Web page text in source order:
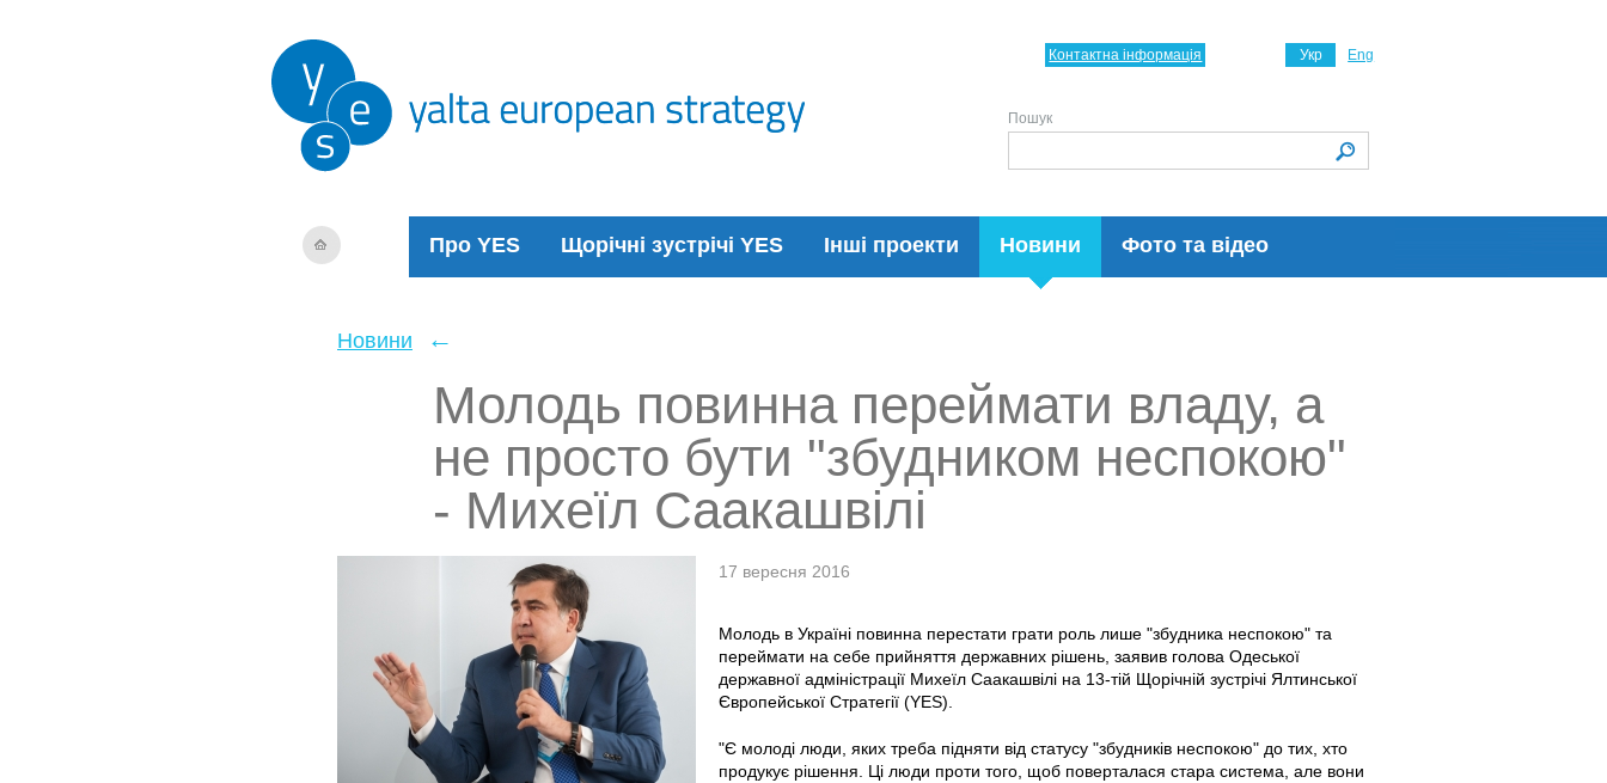
Про YES Щорічні зустрічі YES Інші проекти Новини Фото та відео
Укр Eng
Контактна інформація
Пошук
Новини ←
Молодь повинна переймати владу, а
не просто бути "збудником неспокою"
- Михeїл Саакашвілі
17 вересня 2016
Молодь в Україні повинна перестати грати роль лише "збудника неспокою" та
переймати на себе прийняття державних рішень, заявив голова Одеської
державної адміністрації Михeїл Саакашвілі на 13-тій Щорічній зустрічі Ялтинської
Європейської Стратегії (YES).
"Є молоді люди, яких треба підняти від статусу "збудників неспокою" до тих, хто
продукує рішення. Ці люди проти того, щоб поверталася стара система, але вони